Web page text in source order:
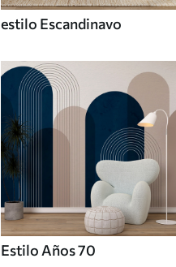
estilo Escandinavo
Estilo Años 70